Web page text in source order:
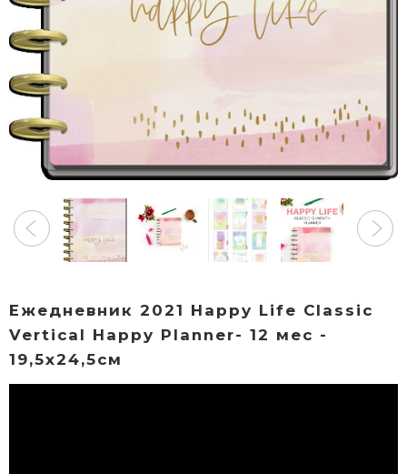
Ежедневник 2021 Happy Life Classic
Vertical Happy Planner- 12 мес -
19,5х24,5см